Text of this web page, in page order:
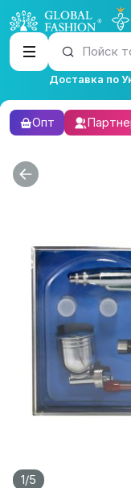
Пойск
Доставка по
Опт
1/5